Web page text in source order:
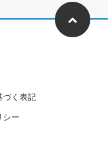
づく表記
シー